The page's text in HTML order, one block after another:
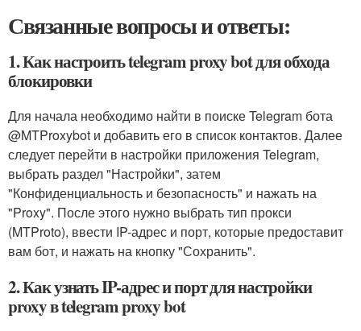
Связанные вопросы и ответы:
1. Как настроить telegram proxy bot для обхода
блокировки
Для начала необходимо найти в поиске Telegram бота
@MTProxybot и добавить его в список контактов. Далее
следует перейти в настройки приложения Telegram,
выбрать раздел "Настройки", затем
"Конфиденциальность и безопасность" и нажать на
"Proxy". После этого нужно выбрать тип прокси
(MTProto), ввести IP-адрес и порт, которые предоставит
вам бот, и нажать на кнопку "Сохранить".
2. Как узнать IP-адрес и порт для настройки
proxy в telegram proxy bot